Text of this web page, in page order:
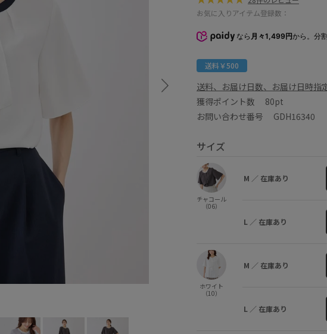
M○
お気に入りアイテム登録数：
なら 月々1,499円から。分
送料￥500
送料、お届け日数、お届け日時指
獲得ポイント数 80pt
お問い合わせ番号 GDH16340
サイズ
チャコール
（06）
M ／ 在庫あり
L ／ 在庫あり
ホワイト
（10）
M ／ 在庫あり
L ／ 在庫あり